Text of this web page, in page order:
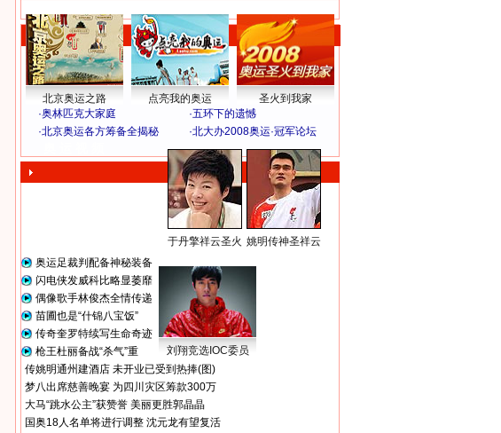
北京奥运之路 点亮我的奥运
圣火到我家
·奥林匹克大家庭 ·五环下的遗憾
·北京奥运各方筹备全揭秘 ·北大办2008奥运·冠军论坛
于丹擎祥云圣火 姚明传神圣祥云
奥运足裁判配备神秘装备
闪电侠发威科比略显萎靡
偶像歌手林俊杰全情传递
苗圃也是“什锦八宝饭”
传奇奎罗特续写生命奇迹
枪王杜丽备战“杀气”重
刘翔竞选IOC委员
传姚明通州建酒店 未开业已受到热捧(图)
梦八出席慈善晚宴 为四川灾区筹款300万
大马“跳水公主”获赞誉 美丽更胜郭晶晶
国奥18人名单将进行调整 沈元龙有望复活